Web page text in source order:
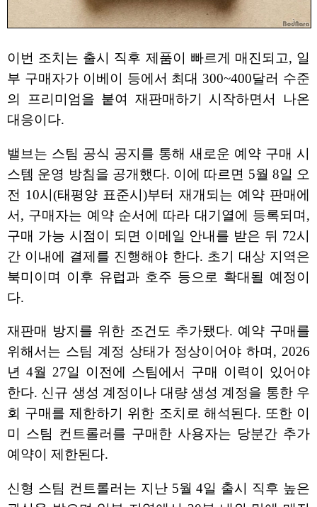
이번 조치는 출시 직후 제품이 빠르게 매진되고, 일
부 구매자가 이베이 등에서 최대 300~400달러 수준
의 프리미엄을 붙여 재판매하기 시작하면서 나온
대응이다.
밸브는 스팀 공식 공지를 통해 새로운 예약 구매 시
스템 운영 방침을 공개했다. 이에 따르면 5월 8일 오
전 10시(태평양 표준시)부터 재개되는 예약 판매에
서, 구매자는 예약 순서에 따라 대기열에 등록되며,
구매 가능 시점이 되면 이메일 안내를 받은 뒤 72시
간 이내에 결제를 진행해야 한다. 초기 대상 지역은
북미이며 이후 유럽과 호주 등으로 확대될 예정이
다.
재판매 방지를 위한 조건도 추가됐다. 예약 구매를
위해서는 스팀 계정 상태가 정상이어야 하며, 2026
년 4월 27일 이전에 스팀에서 구매 이력이 있어야
한다. 신규 생성 계정이나 대량 생성 계정을 통한 우
회 구매를 제한하기 위한 조치로 해석된다. 또한 이
미 스팀 컨트롤러를 구매한 사용자는 당분간 추가
예약이 제한된다.
신형 스팀 컨트롤러는 지난 5월 4일 출시 직후 높은